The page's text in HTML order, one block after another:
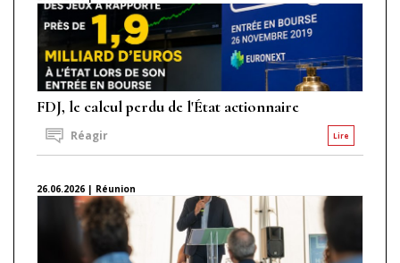
FDJ, le calcul perdu de l'État actionnaire
Lire
Réagir
26.06.2026 | Réunion